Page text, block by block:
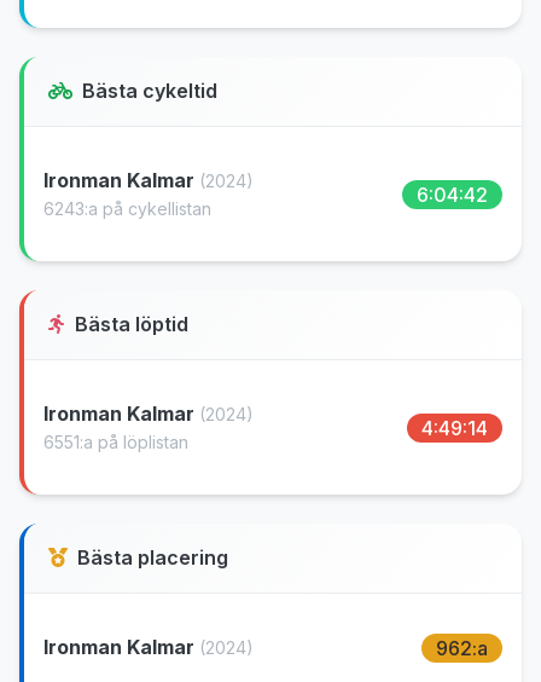
Bästa cykeltid
Ironman Kalmar (2024)
6243:a på cykellistan
6:04:42
Bästa löptid
Ironman Kalmar (2024)
6551:a på löplistan
4:49:14
Bästa placering
Ironman Kalmar (2024) 962:a